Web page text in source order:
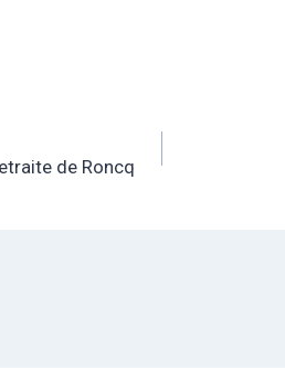
de Roncq